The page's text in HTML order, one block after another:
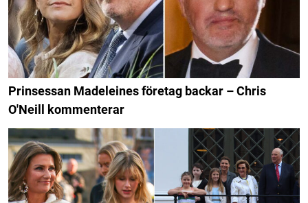
Prinsessan Madeleines företag backar – Chris
O'Neill kommenterar